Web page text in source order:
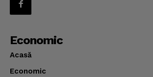
Economic
Acasă
Economic